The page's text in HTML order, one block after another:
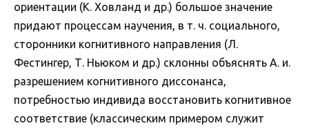
ориентации (К. Ховланд и др.) большое значение
придают процессам научения, в т. ч. социального,
сторонники когнитивного направления (Л.
Фестингер, Т. Ньюком и др.) склонны объяснять А. и.
разрешением когнитивного диссонанса,
потребностью индивида восстановить когнитивное
соответствие (классическим примером служит